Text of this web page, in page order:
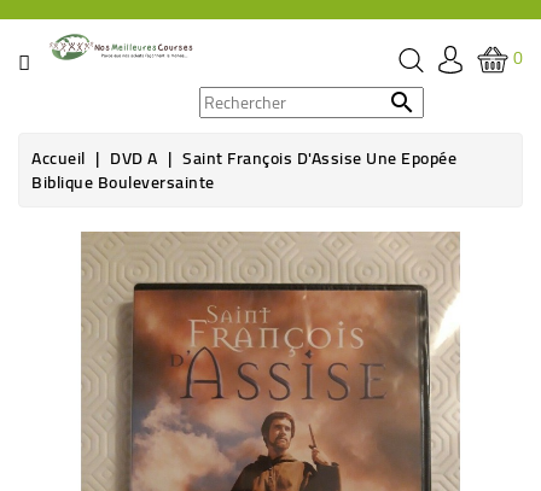
CATÉGORIE
ÉPICERIE
BOISSON
HYGIÈNE
0

Accueil DVD A Saint François D'Assise Une Epopée
Biblique Bouleversainte
Rupture de stock